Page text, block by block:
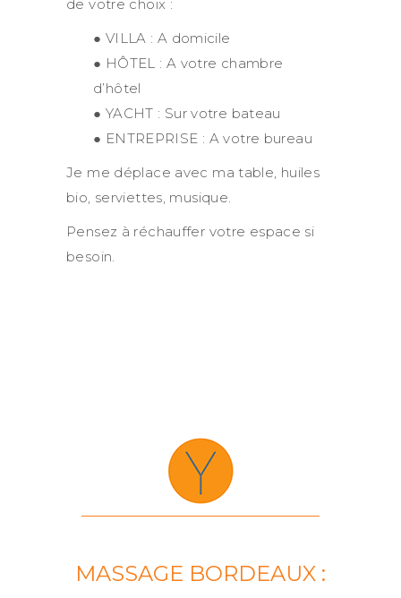
de votre choix :
● VILLA : A domicile
● HÔTEL : A votre chambre
d’hôtel
● YACHT : Sur votre bateau
● ENTREPRISE : A votre bureau
Je me déplace avec ma table, huiles
bio, serviettes, musique.
Pensez à réchauffer votre espace si
besoin.
MASSAGE BORDEAUX :